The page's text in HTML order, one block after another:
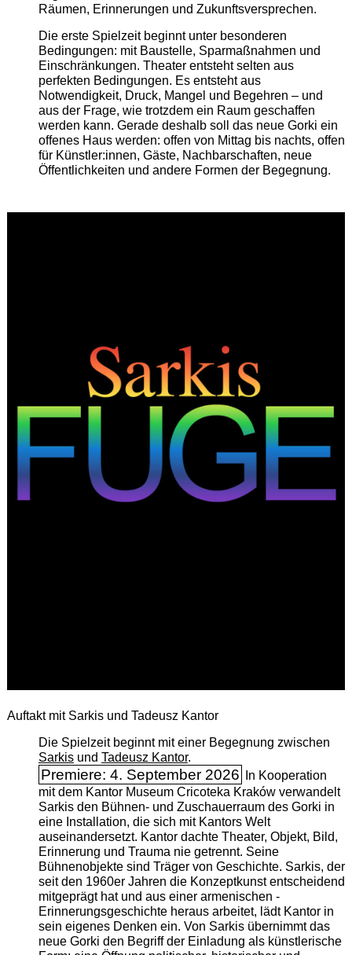
Räumen, Erinnerungen und Zukunftsversprechen.
Die erste Spielzeit beginnt unter besonderen
Bedingungen: mit Baustelle, Sparmaßnahmen und
Einschränkungen. Theater entsteht selten aus
perfekten Bedingungen. Es entsteht aus
Notwendigkeit, Druck, Mangel und Begehren – und
aus der Frage, wie trotzdem ein Raum geschaffen
werden kann. Gerade deshalb soll das neue Gorki ein
offenes Haus werden: offen von Mittag bis nachts, offen
für Künstler:innen, Gäste, Nachbarschaften, neue
Öffentlichkeiten und andere Formen der Begegnung.
Auftakt mit Sarkis und Tadeusz Kantor
Die Spielzeit beginnt mit einer Begegnung zwischen
Sarkisund Tadeusz Kantor.
Premiere: 4. September 2026
In Kooperation
mit dem Kantor Museum Cricoteka Kraków verwandelt
Sarkis den Bühnen- und Zuschauerraum des Gorki in
eine Installation, die sich mit Kantors Welt
auseinandersetzt. Kantor dachte Theater, Objekt, Bild,
Erinnerung und Trauma nie getrennt. Seine
Bühnenobjekte sind Träger von Geschichte. Sarkis, der
seit den 1960er Jahren die Konzeptkunst entscheidend
mitgeprägt hat und aus einer armenischen ­
Erinnerungsgeschichte heraus arbeitet, lädt Kantor in
sein eigenes Denken ein. Von Sarkis übernimmt das
neue Gorki den Begriff der Einladung als künstlerische